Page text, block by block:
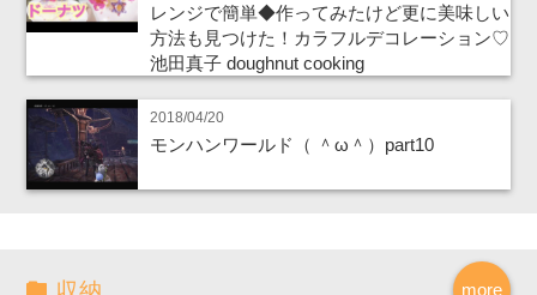
レンジで簡単◆作ってみたけど更に美味しい
方法も見つけた！カラフルデコレーション♡
池田真子 doughnut cooking
2018/04/20
モンハンワールド（ ＾ω＾）part10
more